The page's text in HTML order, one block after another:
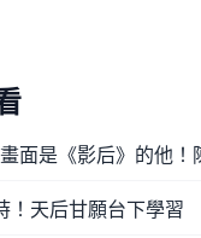
面是《影后》的他
！天后甘願台下學